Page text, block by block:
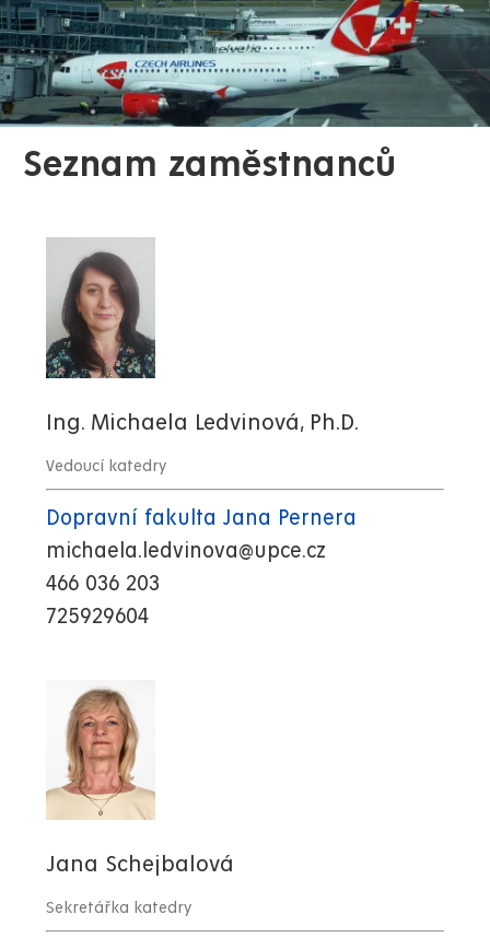
Seznam zaměstnanců
Ing. Michaela Ledvinová, Ph.D.
Vedoucí katedry
Dopravní fakulta Jana Pernera
michaela.ledvinova@upce.cz
466 036 203
725929604
Jana Schejbalová
Sekretářka katedry